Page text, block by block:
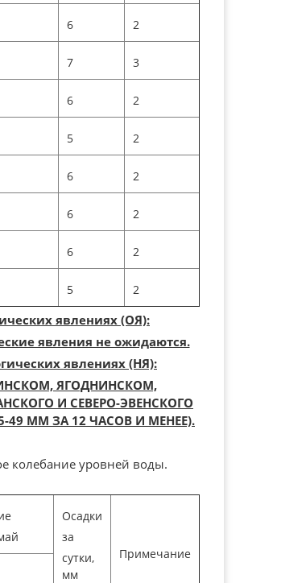
6 2
7 3
6 2
5 2
6 2
6 2
6 2
5 2
явлениях (ОЯ):
явления не ожидаются.
явлениях (НЯ):
ЯГОДНИНСКОМ,
И СЕВЕРО-ЭВЕНСКОГО
ММ ЗА 12 ЧАСОВ И МЕНЕЕ).
колебание уровней воды.
Осадки
за
сутки,
мм
Примечание